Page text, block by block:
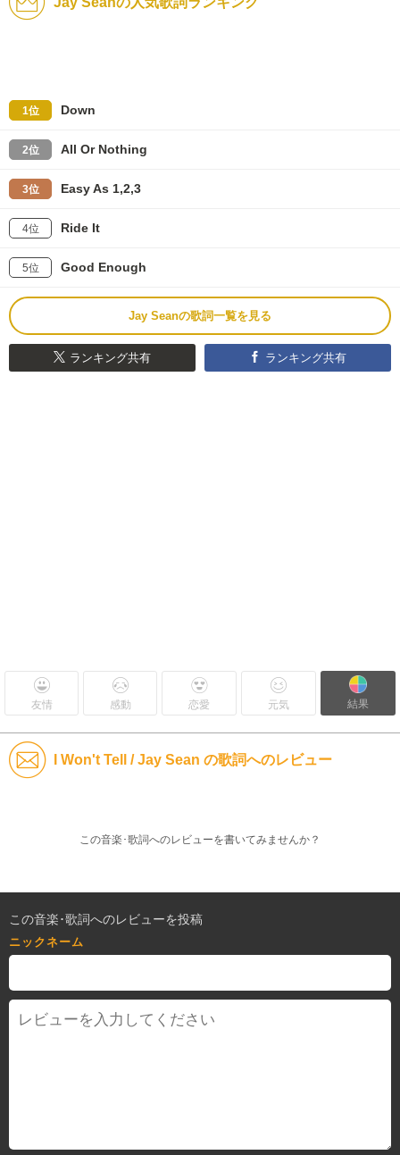
1位 Down
2位 All Or Nothing
3位 Easy As 1,2,3
4位 Ride It
5位 Good Enough
Jay Seanの歌詞一覧を見る
ランキング共有 ランキング共有
友情 感動 恋愛 元気 結果
I Won't Tell / Jay Sean の歌詞へのレビュー
この音楽･歌詞へのレビューを書いてみませんか？
この音楽･歌詞へのレビューを投稿
ニックネーム